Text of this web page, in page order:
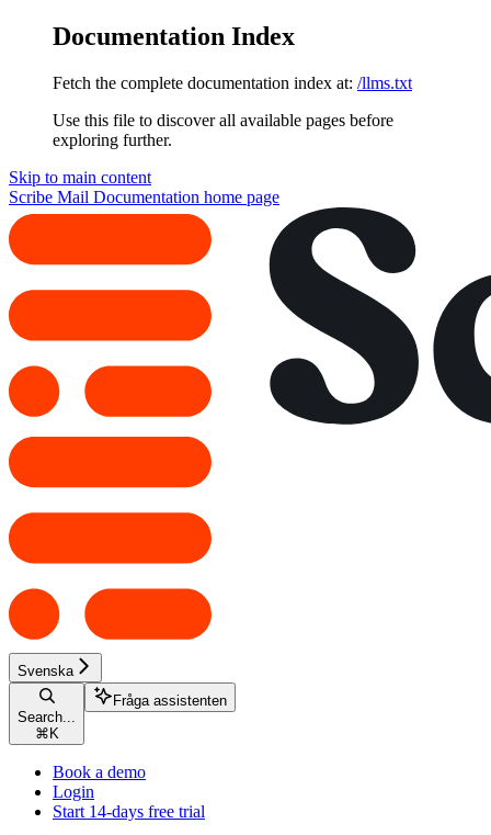
Documentation Index
Fetch the complete documentation index at: /llms.txt
Use this file to discover all available pages before
exploring further.
Skip to main content
Scribe Mail Documentation home page
Svenska
Search...
⌘ K
Fråga assistenten
Book a demo
Login
Start 14-days free trial